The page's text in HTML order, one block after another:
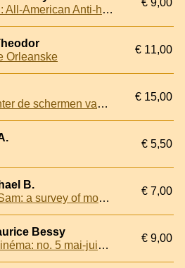
Clint Eastwood: All-American Anti-hero: A Critical Appraisal of the World's Top Box Office Star and His Films
€ 9,00
Orleanske
€ 11,00
In de Oost : achter de schermen van De Oost, een film van Jim Taihuttu
€ 15,00
€ 5,50
B.
Make it again, Sam: a survey of movie remakes
€ 7,00
Bessy
L'érotisme au cinéma: no. 5 mai-juin 1978
€ 9,00